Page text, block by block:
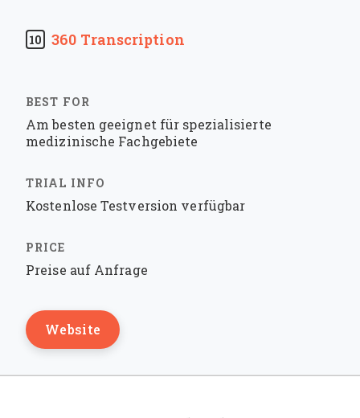
10 360 Transcription
Am besten geeignet für spezialisierte
medizinische Fachgebiete
Kostenlose Testversion verfügbar
Preise auf Anfrage
Website